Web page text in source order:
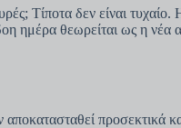
Τίποτα δεν είναι
ημέρα θεωρείται ως η
αποκατασταθεί